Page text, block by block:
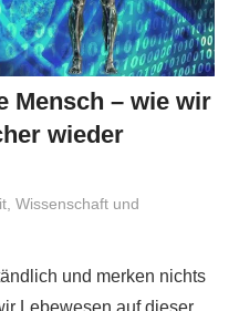
Mensch – wie wir
wieder
,Wissenschaft und
und merken nichts